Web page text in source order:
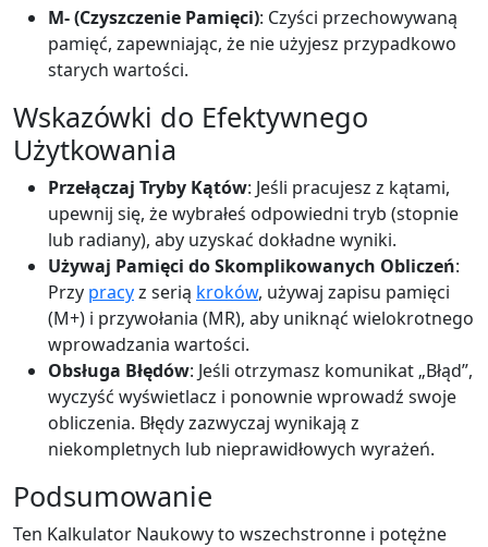
M- (Czyszczenie Pamięci): Czyści przechowywaną
pamięć, zapewniając, że nie użyjesz przypadkowo
starych wartości.
Wskazówki do Efektywnego
Użytkowania
Przełączaj Tryby Kątów: Jeśli pracujesz z kątami,
upewnij się, że wybrałeś odpowiedni tryb (stopnie
lub radiany), aby uzyskać dokładne wyniki.
Używaj Pamięci do Skomplikowanych Obliczeń:
Przy pracyz serią kroków, używaj zapisu pamięci
(M+) i przywołania (MR), aby uniknąć wielokrotnego
wprowadzania wartości.
Obsługa Błędów: Jeśli otrzymasz komunikat „Błąd”,
wyczyść wyświetlacz i ponownie wprowadź swoje
obliczenia. Błędy zazwyczaj wynikają z
niekompletnych lub nieprawidłowych wyrażeń.
Podsumowanie
Ten Kalkulator Naukowy to wszechstronne i potężne